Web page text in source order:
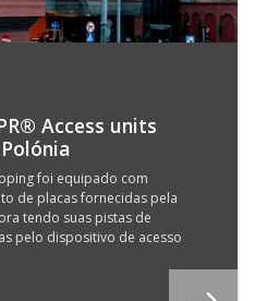
Access units
foi equipado com
de placas fornecidas pela
tendo suas pistas de
pelo dispositivo de acesso